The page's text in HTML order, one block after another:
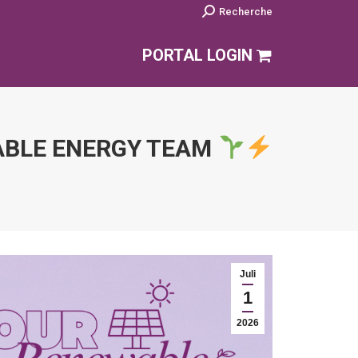
Search:Recherche
PORTAL LOGIN
ENERGY TEAM
Juli
1
2026